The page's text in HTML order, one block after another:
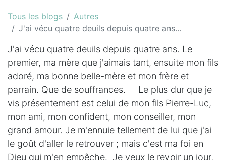
Tous les blogs
Autres
J'ai vécu quatre deuils depuis quatre ans...
J'ai vécu quatre deuils depuis quatre ans. Le
premier, ma mère que j'aimais tant, ensuite mon fils
adoré, ma bonne belle-mère et mon frère et
parrain. Que de souffrances. Le plus dur que je
vis présentement est celui de mon fils Pierre-Luc,
mon ami, mon confident, mon conseiller, mon
grand amour. Je m'ennuie tellement de lui que j'ai
le goût d'aller le retrouver ; mais c'est ma foi en
Dieu qui m'en empêche. Je veux le revoir un jour,